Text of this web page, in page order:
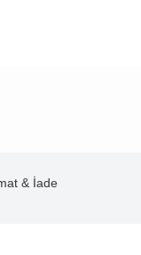
& İade